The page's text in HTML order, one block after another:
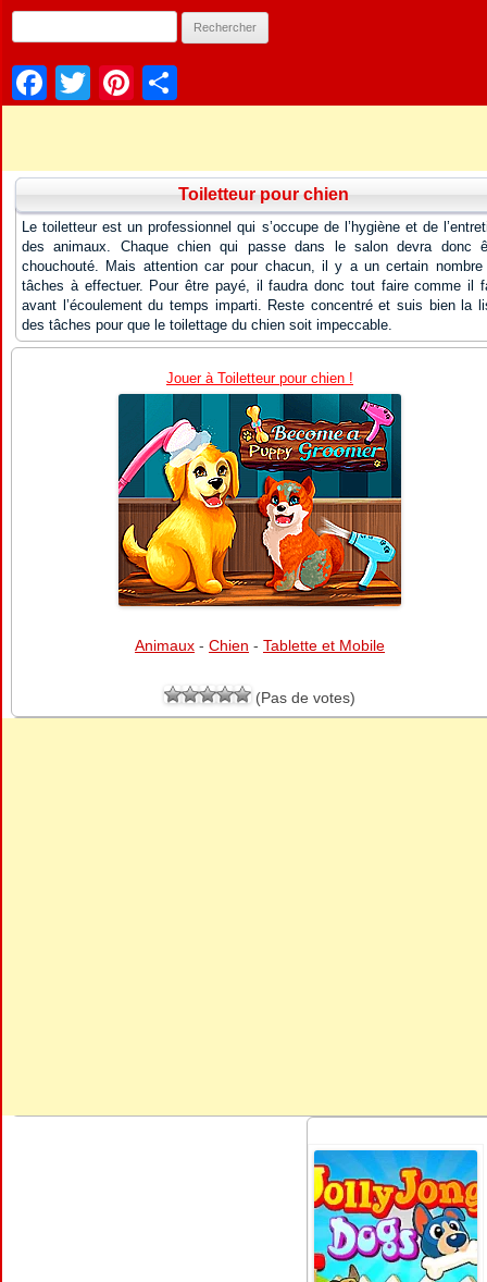
Facebook
TwitterPinterest
Toiletteur pour chien
Le toiletteur est un professionnel qui s’occupe de l’hygiène et de
des animaux. Chaque chien qui passe dans le salon devra donc
chouchouté. Mais attention car pour chacun, il y a un certain nombre
tâches à effectuer. Pour être payé, il faudra donc tout faire comme il
avant l’écoulement du temps imparti. Reste concentré et suis bien la
des tâches pour que le toilettage du chien soit impeccable.
Jouer à Toiletteur pour chien !
Animaux - Chien - Tablette et Mobile
(Pas de votes)